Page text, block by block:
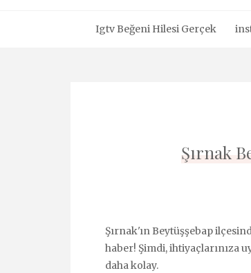
Igtv Beğeni Hilesi Gerçek
Şırnak
Şırnak'ın Beytüşşebap
haber! Şimdi, ihtiyaçlarınıza
daha kolay.